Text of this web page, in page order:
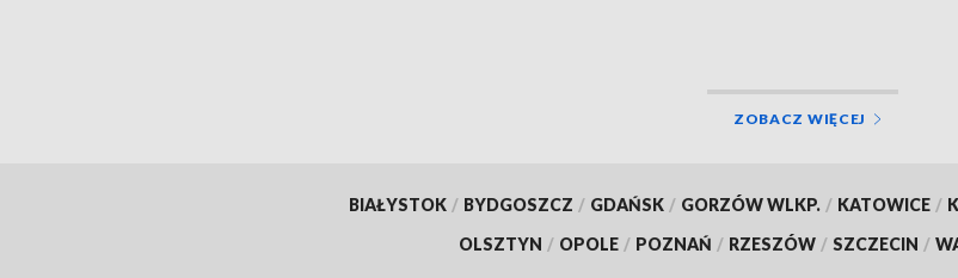
ZOBACZ WIĘCEJ
BIAŁYSTOK / BYDGOSZCZ / GDAŃSK / GORZÓW WLKP. / KATOWICE /
OLSZTYN / OPOLE / POZNAŃ / RZESZÓW / SZCZECIN /